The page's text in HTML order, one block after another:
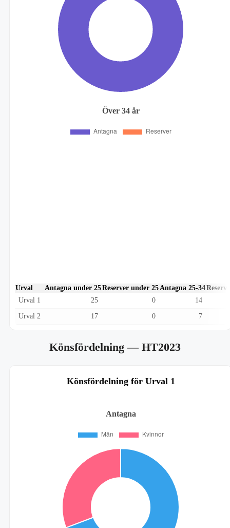
Över 34 år
Urval Antagna under 25Reserver under 25 Antagna 25-34
Urval 1
25 0 14
Urval 2 17 0 7
Könsfördelning— HT2023
Könsfördelning för Urval 1
Antagna